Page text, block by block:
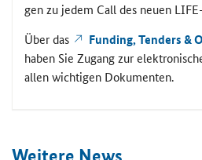
gen zu jedem Calldes neuen LIFE
Über das
Funding, Tenders &
haben Sie Zu­gang zur
allen wich­ti­gen Do­ku­men­ten.